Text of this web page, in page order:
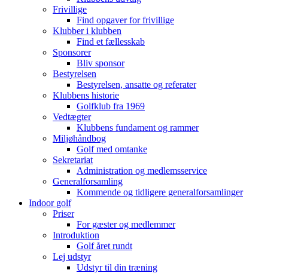
Frivillige
Find opgaver for frivillige
Klubber i klubben
Find et fællesskab
Sponsorer
Bliv sponsor
Bestyrelsen
Bestyrelsen, ansatte og referater
Klubbens historie
Golfklub fra 1969
Vedtægter
Klubbens fundament og rammer
Miljøhåndbog
Golf med omtanke
Sekretariat
Administration og medlemsservice
Generalforsamling
Kommende og tidligere generalforsamlinger
Indoor golf
Priser
For gæster og medlemmer
Introduktion
Golf året rundt
Lej udstyr
Udstyr til din træning